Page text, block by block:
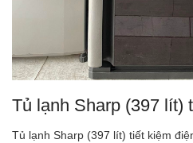
Tủ lạnh Sharp (397 lít)
Tủ lạnh Sharp (397 lít) tiết kiệm